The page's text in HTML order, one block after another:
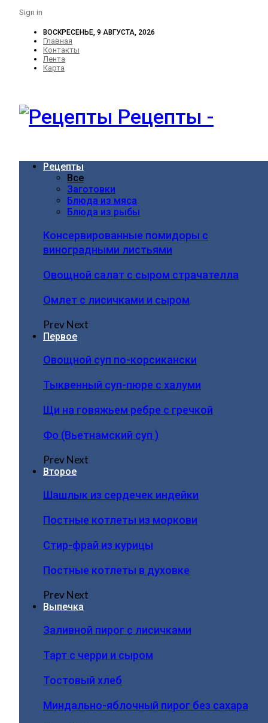
Sign in
ВОСКРЕСЕНЬЕ, 9 АВГУСТА, 2026
Главная
Контакты
Лента
Карта
Рецепты -
Рецепты
Все
Заготовки
Блюда из мяса
Блюда из рыбы
Консервированные помидоры с
виноградными листьями
Овощной салат с сыром страчателла
Омлет с лисичками и сыром
PrevNext
Первое
Овощной суп по-корсикански
Тыквенный суп-пюре с халуми
Щи на говяжьем ребре с гречкой
Фо (Вьетнамский суп )
PrevNext
Второе
Шашлык из сердечек индейки
Постные котлеты из моркови
Стир-фрай из курицы
Постные котлеты в духовке
PrevNext
Выпечка
Заливной пирог с лисичками
Тарт с черри и сыром
Тостовый хлеб
Миндально-яблочный пирог без сахара